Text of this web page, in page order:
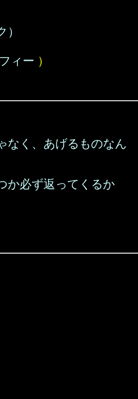
ィー ）
なく、あげるものなん
か必ず返ってくるか